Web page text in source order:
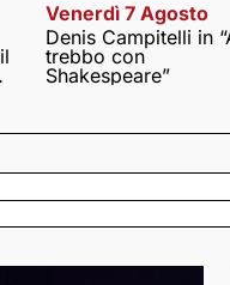
Venerdì 7 Agosto
Denis Campitelli in
trebbo con
Shakespeare”